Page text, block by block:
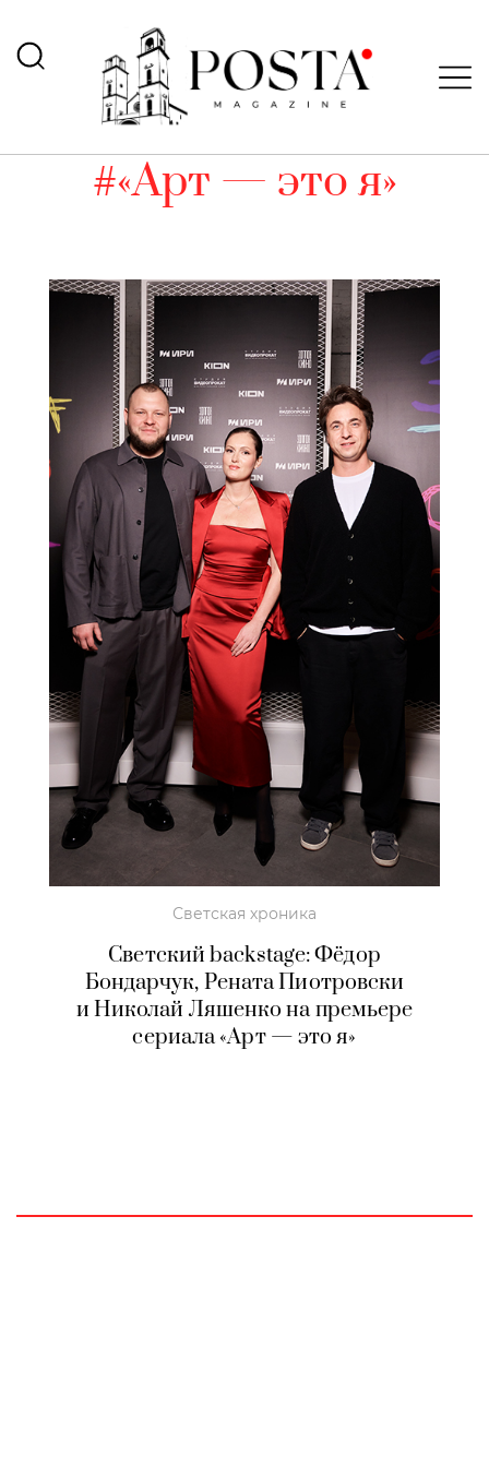
#«Арт — это я»
Светская хроника
Светский backstage: Фёдор
Бондарчук, Рената Пиотровски
и Николай Ляшенко на премьере
сериала «Арт — это я»